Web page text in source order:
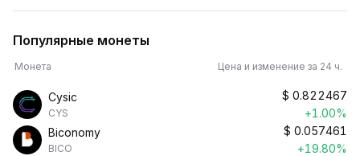
Популярные монеты
Монета Цена и изменение за 24 ч.
Cysic
CYS
$ 0.822467
+1.00%
Biconomy
BICO
$ 0.057461
+19.80%